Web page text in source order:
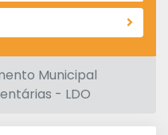
Municipal
- LDO